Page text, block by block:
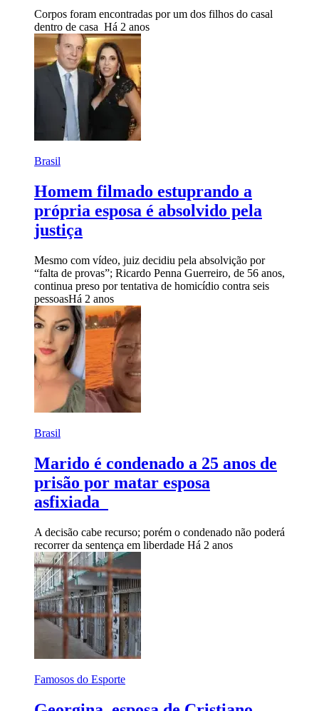
Corpos foram encontradas por um dos filhos do casal
dentro de casa Há 2 anos
Brasil
Homem filmado estuprando a
própria esposa é absolvido pela
justiça
Mesmo com vídeo, juiz decidiu pela absolvição por
“falta de provas”; Ricardo Penna Guerreiro, de 56 anos,
continua preso por tentativa de homicídio contra seis
pessoasHá 2 anos
Brasil
Marido é condenado a 25 anos de
prisão por matar esposa
asfixiada
A decisão cabe recurso; porém o condenado não poderá
recorrer da sentença em liberdade Há 2 anos
Famosos do Esporte